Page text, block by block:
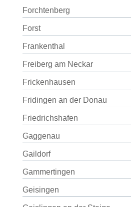
Forchtenberg
Forst
Frankenthal
Freiberg am Neckar
Frickenhausen
Fridingen an der Donau
Friedrichshafen
Gaggenau
Gaildorf
Gammertingen
Geisingen